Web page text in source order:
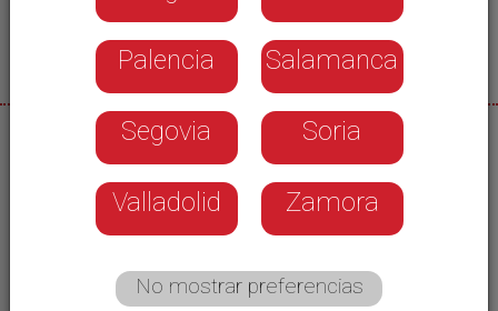
29/04/2024
Blanca Fraile
La exclusiva bodega deVega Sicilialo es por
muchos motivos. Uno de ellos es su jardín
Palencia Salamanca
Segovia Soria
Valladolid Zamora
No mostrar preferencias